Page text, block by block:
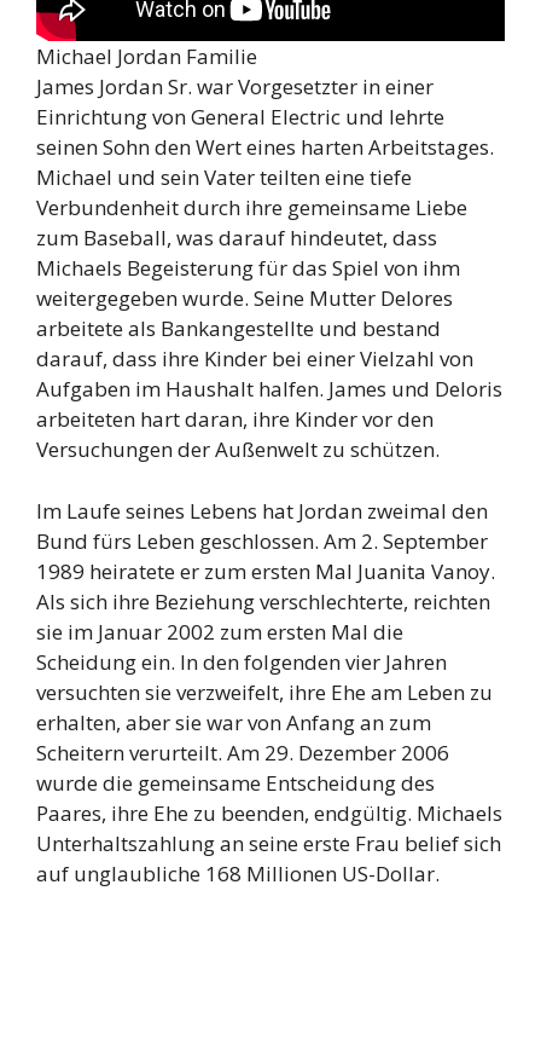
Michael Jordan Familie
James Jordan Sr. war Vorgesetzter in einer
Einrichtung von General Electric und lehrte
seinen Sohn den Wert eines harten Arbeitstages.
Michael und sein Vater teilten eine tiefe
Verbundenheit durch ihre gemeinsame Liebe
zum Baseball, was darauf hindeutet, dass
Michaels Begeisterung für das Spiel von ihm
weitergegeben wurde. Seine Mutter Delores
arbeitete als Bankangestellte und bestand
darauf, dass ihre Kinder bei einer Vielzahl von
Aufgaben im Haushalt halfen. James und Deloris
arbeiteten hart daran, ihre Kinder vor den
Versuchungen der Außenwelt zu schützen.
Im Laufe seines Lebens hat Jordan zweimal den
Bund fürs Leben geschlossen. Am 2. September
1989 heiratete er zum ersten Mal Juanita Vanoy.
Als sich ihre Beziehung verschlechterte, reichten
sie im Januar 2002 zum ersten Mal die
Scheidung ein. In den folgenden vier Jahren
versuchten sie verzweifelt, ihre Ehe am Leben zu
erhalten, aber sie war von Anfang an zum
Scheitern verurteilt. Am 29. Dezember 2006
wurde die gemeinsame Entscheidung des
Paares, ihre Ehe zu beenden, endgültig. Michaels
Unterhaltszahlung an seine erste Frau belief sich
auf unglaubliche 168 Millionen US-Dollar.